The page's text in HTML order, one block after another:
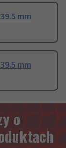
mm
mm
o